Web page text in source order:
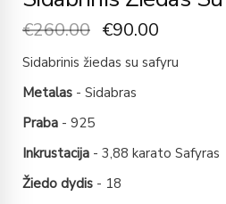
€260.00 €90.00
Sidabrinis žiedas su safyru
Metalas - Sidabras
Praba - 925
Inkrustacija - 3,88 karato Safyras
Žiedo dydis - 18